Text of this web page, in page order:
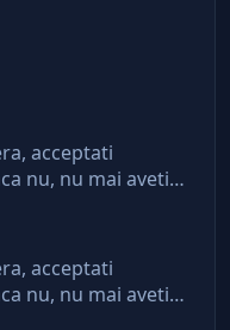
acceptati
nu, nu mai aveti
acceptati
nu, nu mai aveti